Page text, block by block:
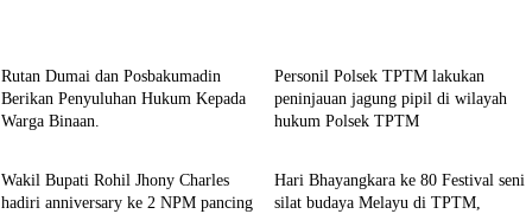
Rutan Dumai dan Posbakumadin
Berikan Penyuluhan Hukum Kepada
Warga Binaan.
Personil Polsek TPTM lakukan
peninjauan jagung pipil di wilayah
hukum Polsek TPTM
Berita
Wakil Bupati Rohil Jhony Charles
hadiri anniversary ke 2 NPM pancing
Berita
Hari Bhayangkara ke 80 Festival seni
silat budaya Melayu di TPTM,